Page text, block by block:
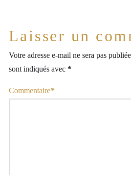
Laisser un
Votre adresse e-mail ne sera pas
sont indiqués avec *
Commentaire*